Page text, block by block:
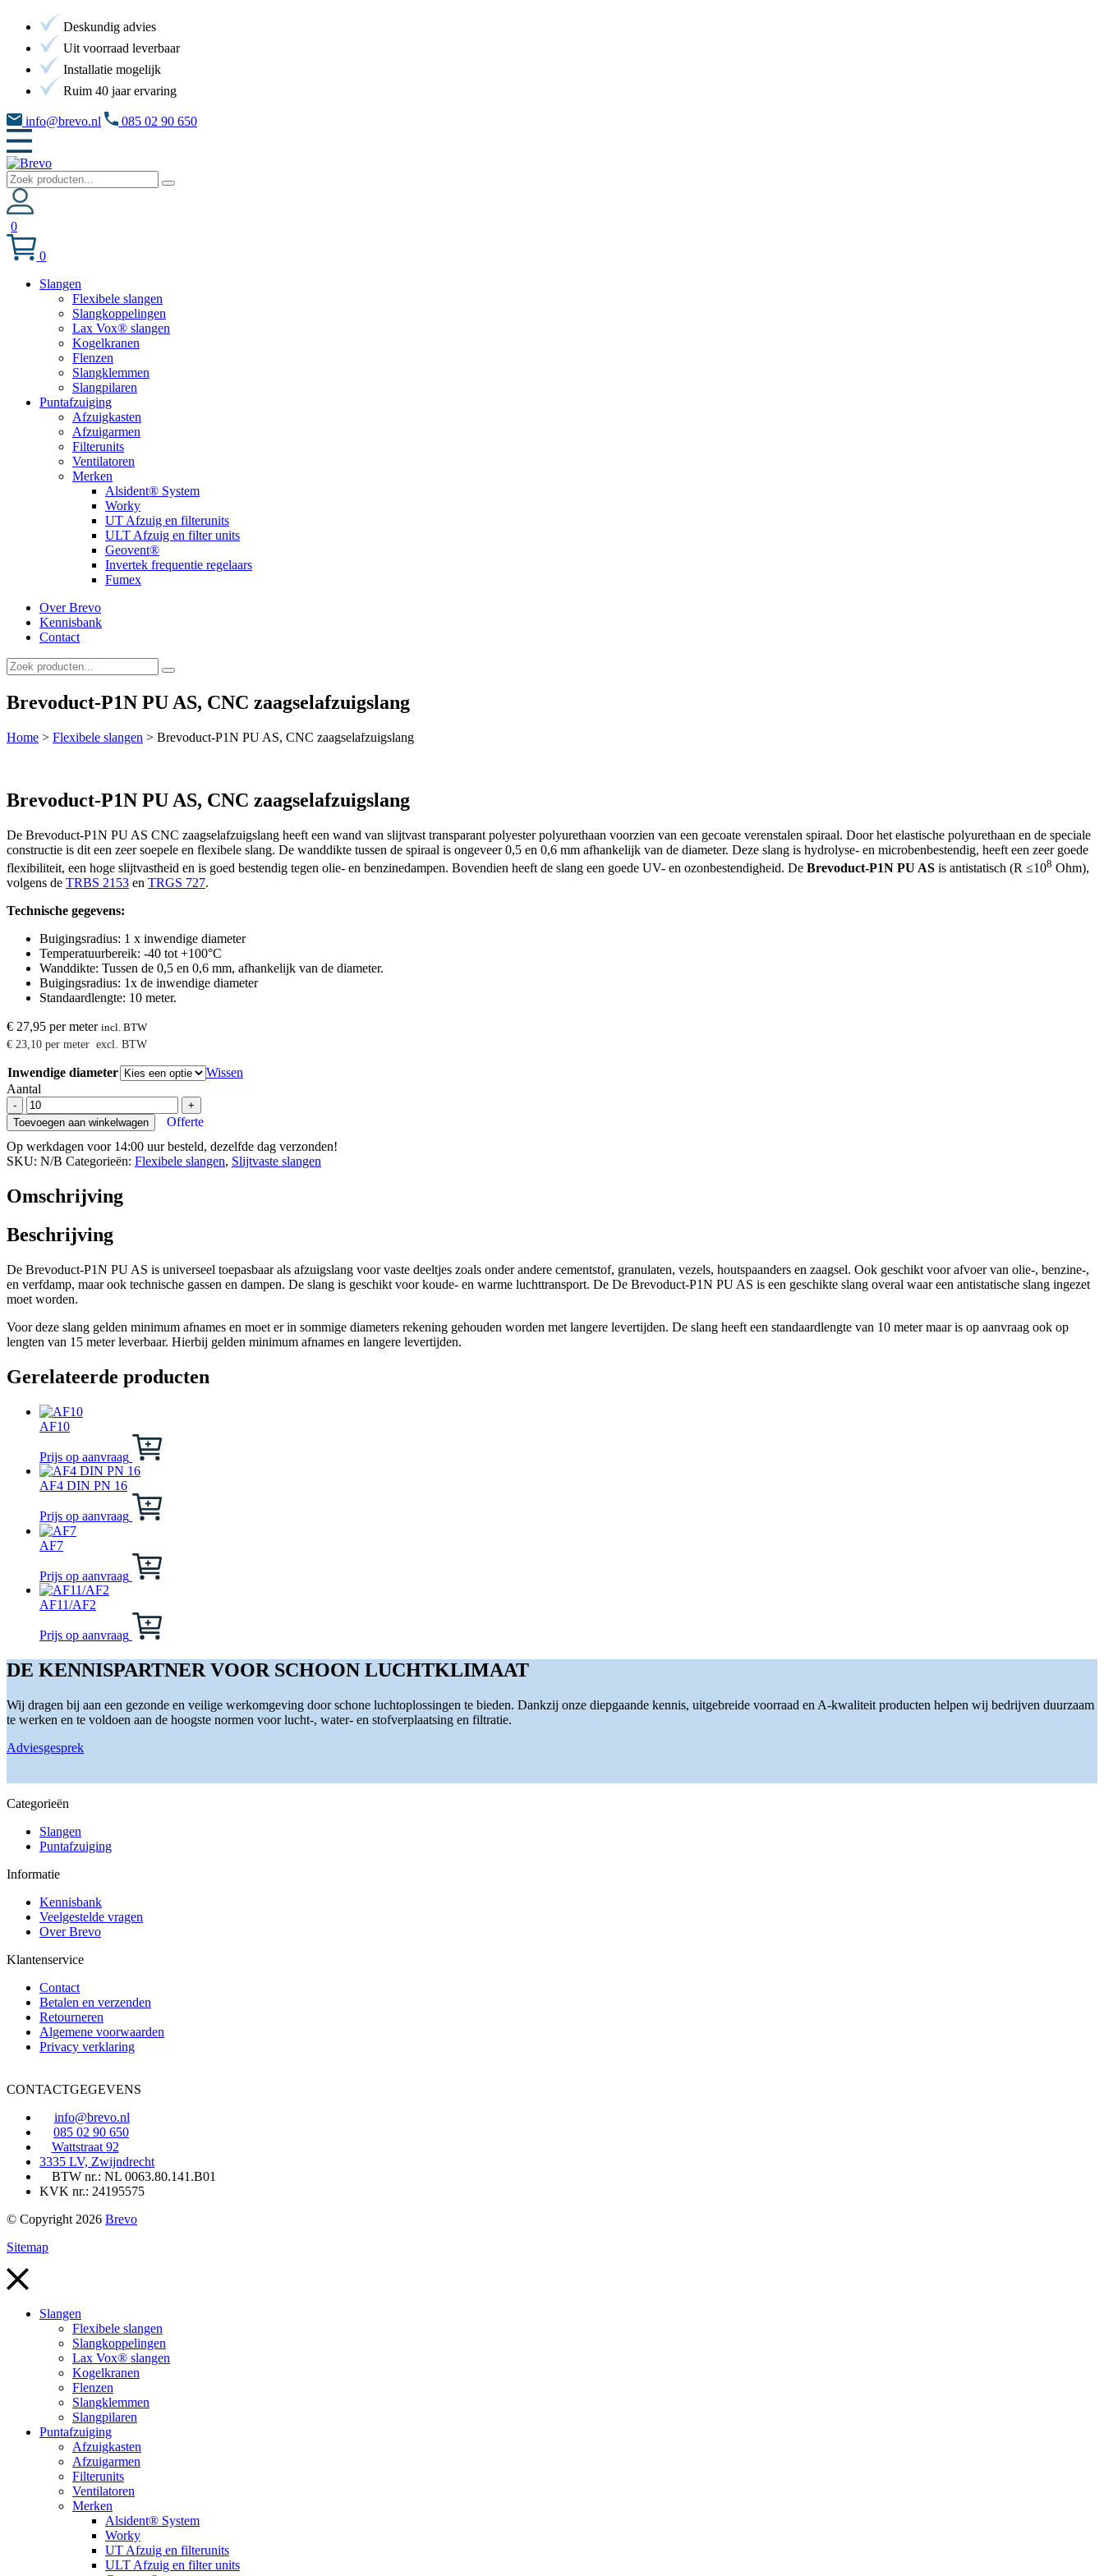
Deskundig advies
Uit voorraad leverbaar
Installatie mogelijk
Ruim 40 jaar ervaring
info@brevo.nl 085 02 90 650
0
0
Slangen
Flexibele slangen
Slangkoppelingen
Lax Vox® slangen
Kogelkranen
Flenzen
Slangklemmen
Slangpilaren
Puntafzuiging
Afzuigkasten
Afzuigarmen
Filterunits
Ventilatoren
Merken
Alsident® System
Worky
UT Afzuig en filterunits
ULT Afzuig en filter units
Geovent®
Invertek frequentie regelaars
Fumex
Over Brevo
Kennisbank
Contact
Brevoduct-P1N PU AS, CNC zaagselafzuigslang
Home > Flexibele slangen > Brevoduct-P1N PU AS, CNC zaagselafzuigslang
Brevoduct-P1N PU AS, CNC zaagselafzuigslang
De Brevoduct-P1N PU AS CNC zaagselafzuigslang heeft een wand van slijtvast transparant polyester polyurethaan voorzien van een gecoate verenstalen spiraal. Door het elastische polyurethaan en de speciale
constructie is dit een zeer soepele en flexibele slang. De wanddikte tussen de spiraal is ongeveer 0,5 en 0,6 mm afhankelijk van de diameter. Deze slang is hydrolyse- en microbenbestendig, heeft een zeer goede
flexibiliteit, een hoge slijtvastheid en is goed bestendig tegen olie- en benzinedampen. Bovendien heeft de slang een goede UV- en ozonbestendigheid. De Brevoduct-P1N PU AS is antistatisch (R ≤108 Ohm),
volgens de TRBS 2153 en TRGS 727.
Technische gegevens:
Buigingsradius: 1 x inwendige diameter
Temperatuurbereik: -40 tot +100°C
Wanddikte: Tussen de 0,5 en 0,6 mm, afhankelijk van de diameter.
Buigingsradius: 1x de inwendige diameter
Standaardlengte: 10 meter.
€ 27,95 per meter incl. BTW
€ 23,10 per meter excl. BTW
Inwendige diameter
Wissen
Aantal
-
Brevoduct-
P1N
PU
AS,
CNC
aantal
+
Toevoegen aan winkelwagen
Offerte
Op werkdagen voor 14:00 uur besteld, dezelfde dag verzonden!
SKU: N/B Categorieën: Flexibele slangen, Slijtvaste slangen
Omschrijving
Beschrijving
De Brevoduct-P1N PU AS is universeel toepasbaar als afzuigslang voor vaste deeltjes zoals onder andere cementstof, granulaten, vezels, houtspaanders en zaagsel. Ook geschikt voor afvoer van olie-, benzine-,
en verfdamp, maar ook technische gassen en dampen. De slang is geschikt voor koude- en warme luchttransport. De De Brevoduct-P1N PU AS is een geschikte slang overal waar een antistatische slang ingezet
moet worden.
Voor deze slang gelden minimum afnames en moet er in sommige diameters rekening gehouden worden met langere levertijden. De slang heeft een standaardlengte van 10 meter maar is op aanvraag ook op
lengten van 15 meter leverbaar. Hierbij gelden minimum afnames en langere levertijden.
Gerelateerde producten
AF10
Prijs op aanvraag
Dit
variaties.
gekozen
productpagina
AF4 DIN PN 16
Prijs op aanvraag
Dit
variaties.
gekozen
de
productpagina
AF7
Prijs op aanvraag
Dit
variaties.
kan
gekozen
op
de
AF11/AF2
Prijs op aanvraag
Dit
meerdere
variaties.
optie
kan
de
DE KENNISPARTNER VOOR SCHOON LUCHTKLIMAAT
Wij dragen bij aan een gezonde en veilige werkomgeving door schone luchtoplossingen te bieden. Dankzij onze diepgaande kennis, uitgebreide voorraad en A-kwaliteit producten helpen wij bedrijven duurzaam
te werken en te voldoen aan de hoogste normen voor lucht-, water- en stofverplaatsing en filtratie.
Adviesgesprek
Categorieën
Slangen
Puntafzuiging
Informatie
Kennisbank
Veelgestelde vragen
Over Brevo
Klantenservice
Contact
Betalen en verzenden
Retourneren
Algemene voorwaarden
Privacy verklaring
CONTACTGEGEVENS
info@brevo.nl
085 02 90 650
Wattstraat 92
3335 LV, Zwijndrecht
BTW nr.: NL 0063.80.141.B01
KVK nr.: 24195575
© Copyright 2026 Brevo
Sitemap
Slangen
Flexibele slangen
Slangkoppelingen
Lax Vox® slangen
Kogelkranen
Flenzen
Slangklemmen
Slangpilaren
Puntafzuiging
Afzuigkasten
Afzuigarmen
Filterunits
Ventilatoren
Merken
Alsident® System
Worky
UT Afzuig en filterunits
ULT Afzuig en filter units